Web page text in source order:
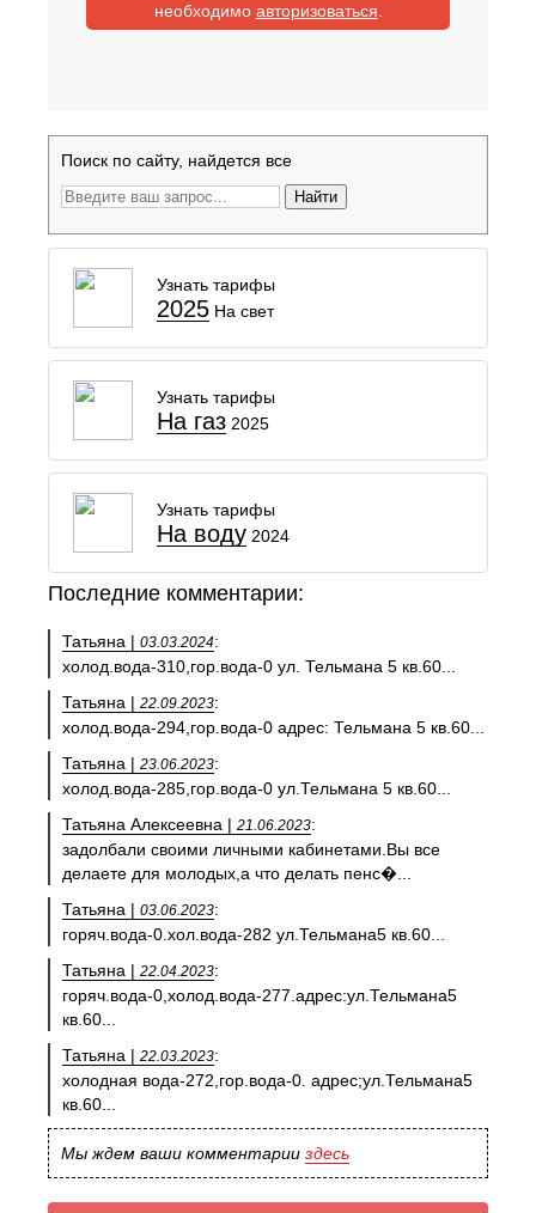
необходимо авторизоваться
Поиск по сайту, найдется все
Найти
Узнать тарифы
2025 На свет
Узнать тарифы
На газ 2025
Узнать тарифы
На воду 2024
Последние комментарии:
Татьяна | 03.03.2024:
холод.вода-310,гор.вода-0 ул. Тельмана 5 кв.60...
Татьяна | 22.09.2023:
холод.вода-294,гор.вода-0 адрес: Тельмана 5 кв.60...
Татьяна | 23.06.2023:
холод.вода-285,гор.вода-0 ул.Тельмана 5 кв.60...
Татьяна Алексеевна | 21.06.2023:
задолбали своими личными кабинетами.Вы все
делаете для молодых,а что делать пенс�...
Татьяна | 03.06.2023:
горяч.вода-0.хол.вода-282 ул.Тельмана5 кв.60...
Татьяна | 22.04.2023:
горяч.вода-0,холод.вода-277.адрес:ул.Тельмана5
кв.60...
Татьяна | 22.03.2023:
холодная вода-272,гор.вода-0. адрес;ул.Тельмана5
кв.60...
Мы ждем ваши комментарии здесь